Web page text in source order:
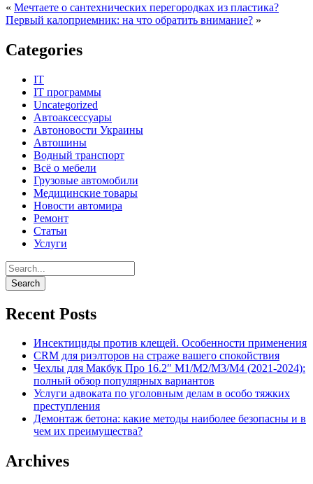
« Мечтаете о сантехнических перегородках из пластика?
Первый калоприемник: на что обратить внимание? »
Categories
IT
IT программы
Uncategorized
Автоаксессуары
Автоновости Украины
Автошины
Водный транспорт
Всё о мебели
Грузовые автомобили
Медицинские товары
Новости автомира
Ремонт
Статьи
Услуги
Recent Posts
Инсектициды против клещей. Особенности применения
CRM для риэлторов на страже вашего спокойствия
Чехлы для Макбук Про 16.2″ M1/M2/M3/M4 (2021-2024):
полный обзор популярных вариантов
Услуги адвоката по уголовным делам в особо тяжких
преступления
Демонтаж бетона: какие методы наиболее безопасны и в
чем их преимущества?
Archives